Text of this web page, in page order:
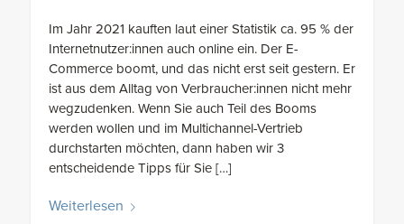
Im Jahr 2021 kauften laut einer Statistik ca. 95 % der
Internetnutzer:innen auch online ein. Der E-
Commerce boomt, und das nicht erst seit gestern. Er
ist aus dem Alltag von Verbraucher:innen nicht mehr
wegzudenken. Wenn Sie auch Teil des Booms
werden wollen und im Multichannel-Vertrieb
durchstarten möchten, dann haben wir 3
entscheidende Tipps für Sie […]
Weiterlesen